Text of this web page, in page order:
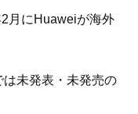
月にHuaweiが海外
未発表・未発売の